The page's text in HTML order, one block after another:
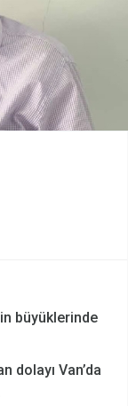
büyüklerinde
dolayı Van’da